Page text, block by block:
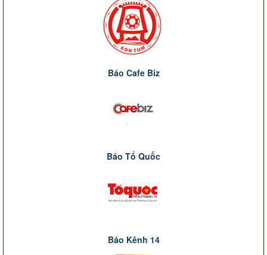
Báo Cafe Biz
Báo Tổ Quốc
Báo Kênh 14